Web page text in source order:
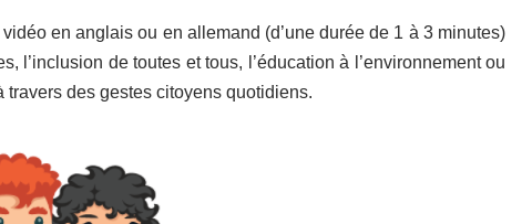
en anglais ou en allemand (d’une durée de 1 à 3 minutes)
l’inclusion de toutes et tous, l’éducation à l’environnement ou
travers des gestes citoyens quotidiens.